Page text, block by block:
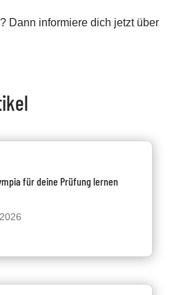
Dann informiere dich jetzt über
für deine Prüfung lernen